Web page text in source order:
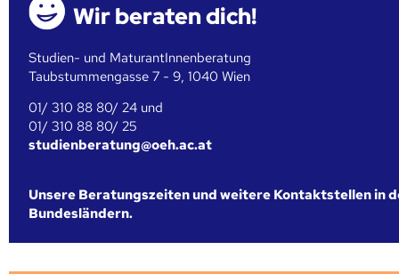
Wir beraten dich!
Studien- und MaturantInnenberatung
Taubstummengasse 7 - 9, 1040 Wien
01/ 310 88 80/ 24 und
01/ 310 88 80/ 25
studienberatung@oeh.ac.at
Unsere Beratungszeiten und weitere Kontaktstellen in
Bundesländern.